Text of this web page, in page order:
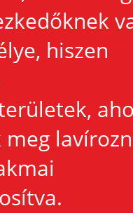
hiszen